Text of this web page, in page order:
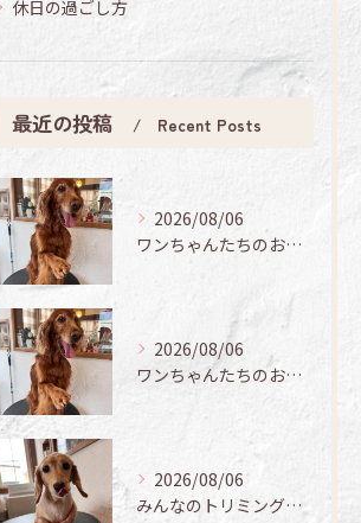
休日の過ごし方
最近の投稿 Recent Posts
2026/08/06
ワンちゃんたちのお手入れ日記🐶✨
2026/08/06
ワンちゃんたちのお手入れ日記🐶✨
2026/08/06
みんなのトリミング日記🌟